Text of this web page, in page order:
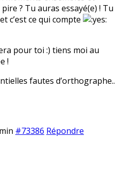
? Tu auras essayé(e) ! Tu
c’est ce qui compte
pour toi :) tiens moi au
!
fautes d’orthographe..
#73386 Répondre